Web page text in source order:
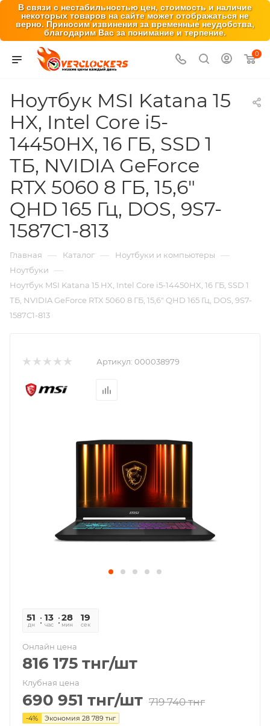
В связи с нестабильностью цен, стоимость и наличие
некоторых товаров на сайте может отображаться не
верно. Приносим извинения за временные неудобства,
благодарим Вас за понимание и терпение.
0
Ноутбук MSI Katana 15
HX, Intel Core i5-
14450HX, 16 ГБ, SSD 1
ТБ, NVIDIA GeForce
RTX 5060 8 ГБ, 15,6″
QHD 165 Гц, DOS, 9S7-
1587C1-813
Главная — Каталог — Ноутбуки и компьютеры —
Ноутбуки —
Ноутбук MSI Katana 15 HX, Intel Core i5-14450HX, 16 ГБ, SSD 1
ТБ, NVIDIA GeForce RTX 5060 8 ГБ, 15,6″ QHD 165 Гц, DOS, 9S7-
1587C1-813
Артикул: 000038979
51
дн
13
час
28
мин
18
сек
Онлайн цена
816 175 тнг/шт
Клубная цена
690 951 тнг/шт 719 740тнг
-4% Экономия 28 789 тнг